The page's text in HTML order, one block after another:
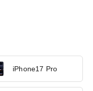
iPhone17 Pro